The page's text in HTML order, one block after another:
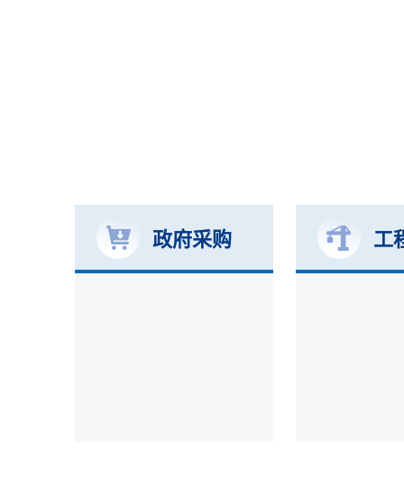
政府采购 工